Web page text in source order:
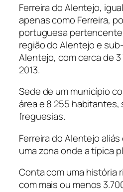
Ferreira do Alentejo,
apenas como Ferreira,
portuguesa
região do Alentejo e
Alentejo, com cerca de
2013.
Sede de um município
área e 8 255 habitantes,
freguesias.
Ferreira do Alentejo
uma zona onde a típica
Conta com uma história
com mais ou menos